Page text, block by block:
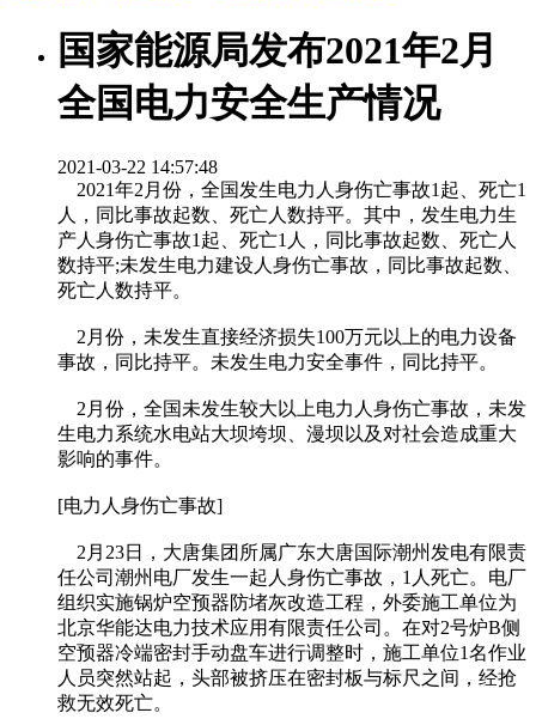
国家能源局发布2021年2月
全国电力安全生产情况
2021-03-22 14:57:48
2021年2月份，全国发生电力人身伤亡事故1起、死亡1
人，同比事故起数、死亡人数持平。其中，发生电力生
产人身伤亡事故1起、死亡1人，同比事故起数、死亡人
数持平;未发生电力建设人身伤亡事故，同比事故起数、
死亡人数持平。
2月份，未发生直接经济损失100万元以上的电力设备
事故，同比持平。未发生电力安全事件，同比持平。
2月份，全国未发生较大以上电力人身伤亡事故，未发
生电力系统水电站大坝垮坝、漫坝以及对社会造成重大
影响的事件。
[电力人身伤亡事故]
2月23日，大唐集团所属广东大唐国际潮州发电有限责
任公司潮州电厂发生一起人身伤亡事故，1人死亡。电厂
组织实施锅炉空预器防堵灰改造工程，外委施工单位为
北京华能达电力技术应用有限责任公司。在对2号炉B侧
空预器冷端密封手动盘车进行调整时，施工单位1名作业
人员突然站起，头部被挤压在密封板与标尺之间，经抢
救无效死亡。